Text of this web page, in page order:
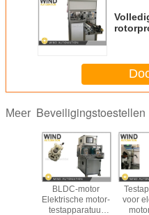
Meer Beveiligingstoestellen
BLDC-motor
Elektrische motor-
testapparatuur
voor